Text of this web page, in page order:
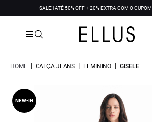
SALE | ATÉ 50% OFF + 20% EXTRA COM O CUPOM
HOME | CALÇA JEANS | FEMININO | GISELE
NEW-IN